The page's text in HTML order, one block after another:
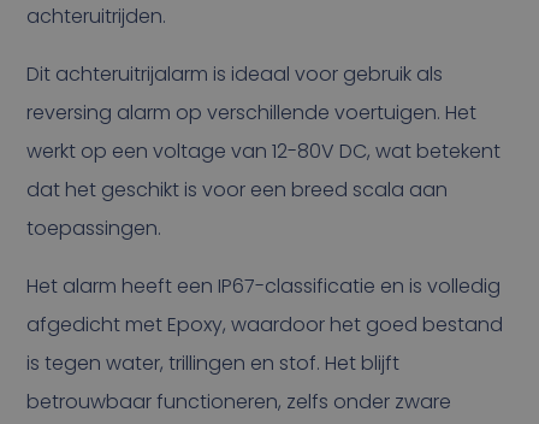
achteruitrijden.
Dit achteruitrijalarm is ideaal voor gebruik als
reversing alarm op verschillende voertuigen. Het
werkt op een voltage van 12-80V DC, wat betekent
dat het geschikt is voor een breed scala aan
toepassingen.
Het alarm heeft een IP67-classificatie en is volledig
afgedicht met Epoxy, waardoor het goed bestand
is tegen water, trillingen en stof. Het blijft
betrouwbaar functioneren, zelfs onder zware